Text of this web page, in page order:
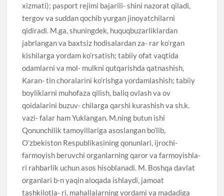
xizmati); pasport rejimi bajarili- shini nazorat qiladi,
tergov va suddan qochib yurgan jinoyatchilarni
qidiradi. M.ga, shuningdek, huquqbuzarliklardan
jabrlangan va baxtsiz hodisalardan za- rar ko’rgan
kishilarga yordam ko’rsatish; tabiiy ofat vaqtida
odamlarni va mol- mulkni qutqarishda qatnashish,
Karan- tin choralarini ko’rishga yordamlashish; tabiiy
boyliklarni muhofaza qilish, baliq ovlash va ov
qoidalarini buzuv- chilarga qarshi kurashish va sh.k.
vazi- falar ham Yuklangan. M.ning butun ishi
Qonunchilik tamoyillariga asoslangan bo’lib,
O’zbekiston Respublikasining qonunlari, ijrochi-
farmoyish beruvchi organlarning qaror va farmoyishla-
ri rahbarlik uchun asos hisoblanadi. M. Boshqa davlat
organlari b-n yaqin aloqada ishlaydi, jamoat
tashkilotla- ri, mahallalarning yordami va madadiga